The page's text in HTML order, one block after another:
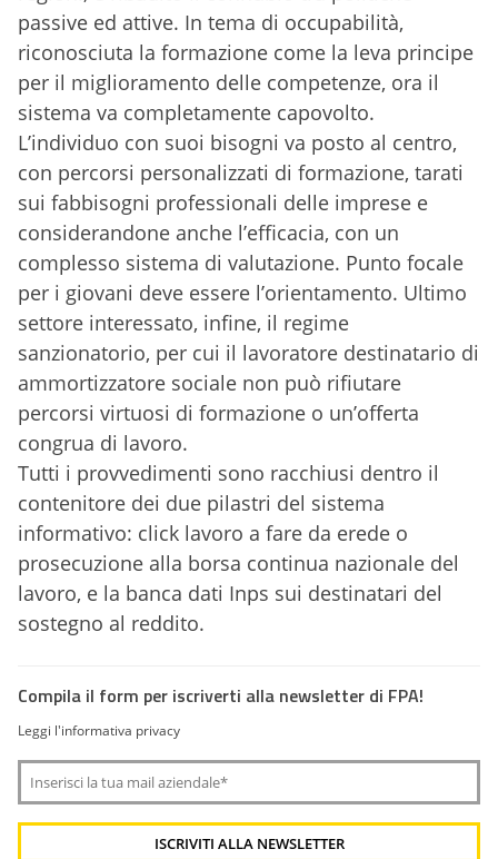
passive ed attive. In tema di occupabilità,
riconosciuta la formazione come la leva principe
per il miglioramento delle competenze, ora il
sistema va completamente capovolto.
L’individuo con suoi bisogni va posto al centro,
con percorsi personalizzati di formazione, tarati
sui fabbisogni professionali delle imprese e
considerandone anche l’efficacia, con un
complesso sistema di valutazione. Punto focale
per i giovani deve essere l’orientamento. Ultimo
settore interessato, infine, il regime
sanzionatorio, per cui il lavoratore destinatario di
ammortizzatore sociale non può rifiutare
percorsi virtuosi di formazione o un’offerta
congrua di lavoro.
Tutti i provvedimenti sono racchiusi dentro il
contenitore dei due pilastri del sistema
informativo: click lavoro a fare da erede o
prosecuzione alla borsa continua nazionale del
lavoro, e la banca dati Inps sui destinatari del
sostegno al reddito.
Compila il form per iscriverti alla newsletter di FPA!
Leggi l'informativa privacy